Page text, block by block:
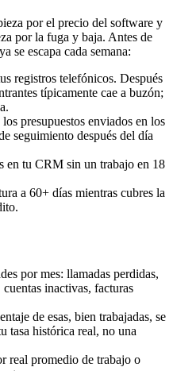
por el precio del software y
por la fuga y baja. Antes de
se escapa cada semana:
registros telefónicos. Después
típicamente cae a buzón;
presupuestos enviados en los
seguimiento después del día
tu CRM sin un trabajo en 18
a 60+ días mientras cubres la
por mes: llamadas perdidas,
inactivas, facturas
de esas, bien trabajadas, se
tasa histórica real, no una
promedio de trabajo o